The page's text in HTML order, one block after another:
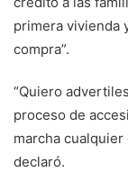
primera vivienda
compra”.
“Quiero
proceso de
marcha
declaró.